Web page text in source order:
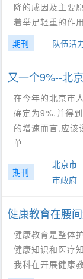
降的成因及主要
着举足轻重的作
期刊
队伍活
又一个9%--北
在今年的北京市
确定为9%,并得
的增速而言,应该
单
期刊
北京市
市政府
健康教育在腰
健康教育是整体
健康知识和医疗
我科在开展健康